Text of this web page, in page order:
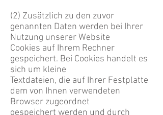
(2) Zusätzlich zu den zuvor
genannten Daten werden bei Ihrer
Nutzung unserer Website
Cookies auf Ihrem Rechner
gespeichert. Bei Cookies handelt es
sich um kleine
Textdateien, die auf Ihrer Festplatte
dem von Ihnen verwendeten
Browser zugeordnet
gespeichert werden und durch